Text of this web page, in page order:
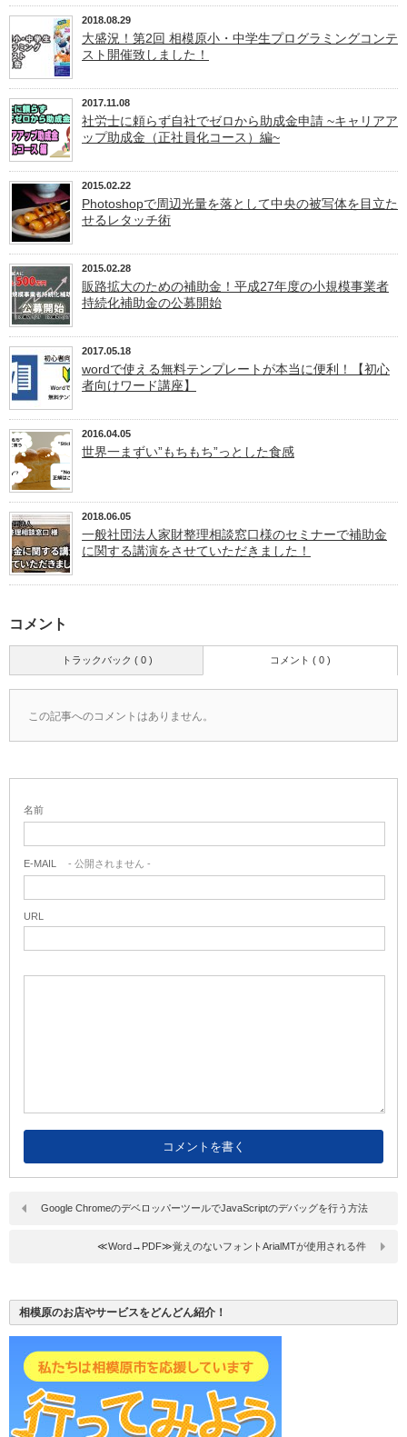
2018.08.29
大盛況！第2回 相模原小・中学生プログラミングコンテ
スト開催致しました！
2017.11.08
社労士に頼らず自社でゼロから助成金申請 ~キャリアア
ップ助成金（正社員化コース）編~
2015.02.22
Photoshopで周辺光量を落として中央の被写体を目立た
せるレタッチ術
2015.02.28
販路拡大のための補助金！平成27年度の小規模事業者
持続化補助金の公募開始
2017.05.18
wordで使える無料テンプレートが本当に便利！【初心
者向けワード講座】
2016.04.05
世界一まずい”もちもち”っとした食感
2018.06.05
一般社団法人家財整理相談窓口様のセミナーで補助金
に関する講演をさせていただきました！
コメント
トラックバック ( 0 ) コメント ( 0 )
この記事へのコメントはありません。
名前
E-MAIL - 公開されません -
URL
Google ChromeのデベロッパーツールでJavaScriptのデバッグを行う方法
≪Word→PDF≫覚えのないフォントArialMTが使用される件
相模原のお店やサービスをどんどん紹介！